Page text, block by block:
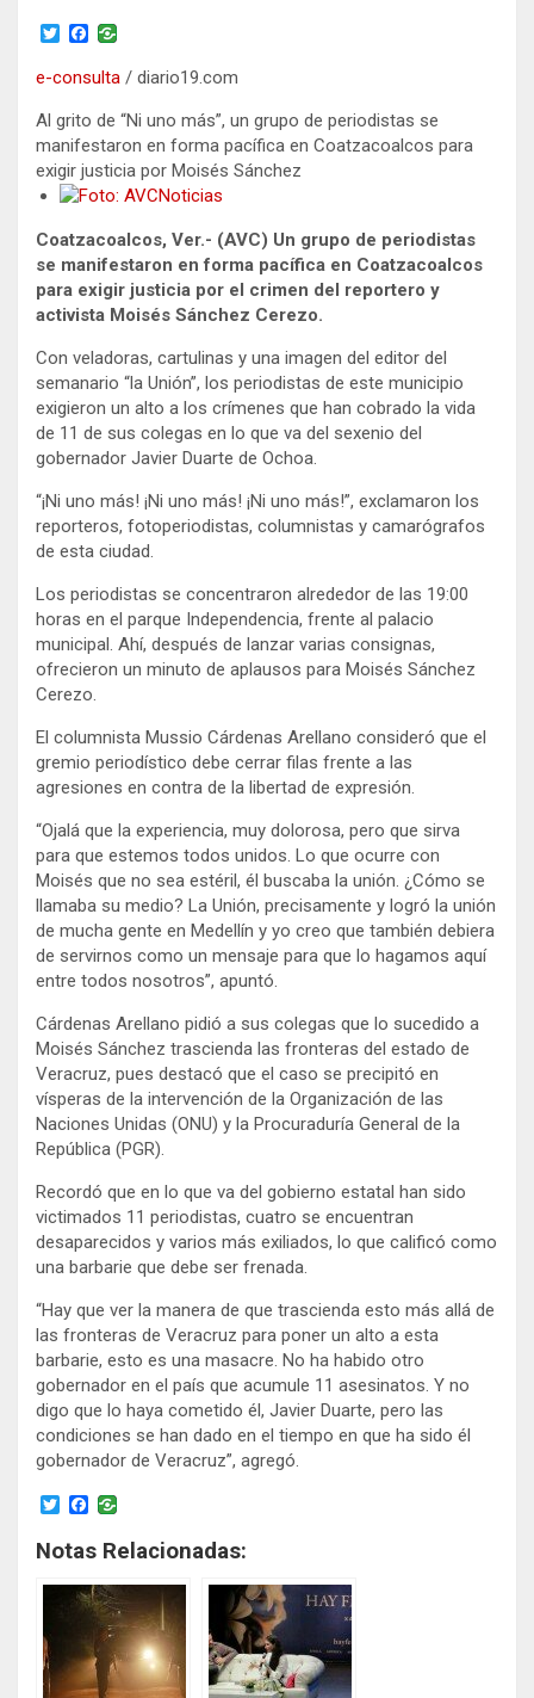
T
i
t
e
r
F
c
e
o
o
k
e-consulta / diario19.com
Al grito de “Ni uno más”, un grupo de periodistas se
manifestaron en forma pacífica en Coatzacoalcos para
exigir justicia por Moisés Sánchez
Coatzacoalcos, Ver.- (AVC) Un grupo de periodistas
se manifestaron en forma pacífica en Coatzacoalcos
para exigir justicia por el crimen del reportero y
activista Moisés Sánchez Cerezo.
Con veladoras, cartulinas y una imagen del editor del
semanario “la Unión”, los periodistas de este municipio
exigieron un alto a los crímenes que han cobrado la vida
de 11 de sus colegas en lo que va del sexenio del
gobernador Javier Duarte de Ochoa.
“¡Ni uno más! ¡Ni uno más! ¡Ni uno más!”, exclamaron los
reporteros, fotoperiodistas, columnistas y camarógrafos
de esta ciudad.
Los periodistas se concentraron alrededor de las 19:00
horas en el parque Independencia, frente al palacio
municipal. Ahí, después de lanzar varias consignas,
ofrecieron un minuto de aplausos para Moisés Sánchez
Cerezo.
El columnista Mussio Cárdenas Arellano consideró que el
gremio periodístico debe cerrar filas frente a las
agresiones en contra de la libertad de expresión.
“Ojalá que la experiencia, muy dolorosa, pero que sirva
para que estemos todos unidos. Lo que ocurre con
Moisés que no sea estéril, él buscaba la unión. ¿Cómo se
llamaba su medio? La Unión, precisamente y logró la unión
de mucha gente en Medellín y yo creo que también debiera
de servirnos como un mensaje para que lo hagamos aquí
entre todos nosotros”, apuntó.
Cárdenas Arellano pidió a sus colegas que lo sucedido a
Moisés Sánchez trascienda las fronteras del estado de
Veracruz, pues destacó que el caso se precipitó en
vísperas de la intervención de la Organización de las
Naciones Unidas (ONU) y la Procuraduría General de la
República (PGR).
Recordó que en lo que va del gobierno estatal han sido
victimados 11 periodistas, cuatro se encuentran
desaparecidos y varios más exiliados, lo que calificó como
una barbarie que debe ser frenada.
“Hay que ver la manera de que trascienda esto más allá de
las fronteras de Veracruz para poner un alto a esta
barbarie, esto es una masacre. No ha habido otro
gobernador en el país que acumule 11 asesinatos. Y no
digo que lo haya cometido él, Javier Duarte, pero las
condiciones se han dado en el tiempo en que ha sido él
gobernador de Veracruz”, agregó.
T
i
t
t
F
c
e
b
o
o
k
Notas Relacionadas: